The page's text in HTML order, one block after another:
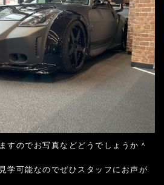
すのでお写真などどうでしょうか＾
学可能なのでぜひスタッフにお声が